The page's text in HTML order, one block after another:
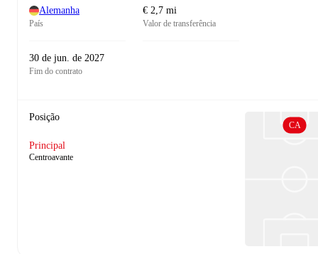
Alemanha
País
€ 2,7 mi
Valor de transferência
30 de jun. de 2027
Fim do contrato
Posição
Principal
Centroavante
CA